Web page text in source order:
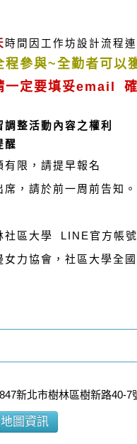
時間因工作坊設計流程
程參與~全勤者可以
一定要填妥email
調整活動內容之權利
醒
限，請提早報名
，請於前一周前告知
社區大學 LINE官方
女力協會，社區大學全
新北市樹林區樹新路40-
圖資訊